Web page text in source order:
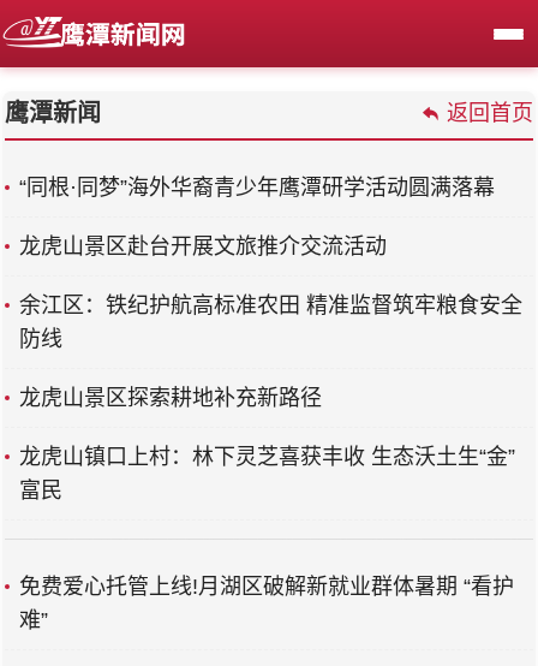
鹰潭新闻 返回首页
“同根·同梦”海外华裔青少年鹰潭研学活动圆满落幕
龙虎山景区赴台开展文旅推介交流活动
余江区：铁纪护航高标准农田 精准监督筑牢粮食安全
防线
龙虎山景区探索耕地补充新路径
龙虎山镇口上村：林下灵芝喜获丰收 生态沃土生“金”
富民
免费爱心托管上线!月湖区破解新就业群体暑期 “看护
难”